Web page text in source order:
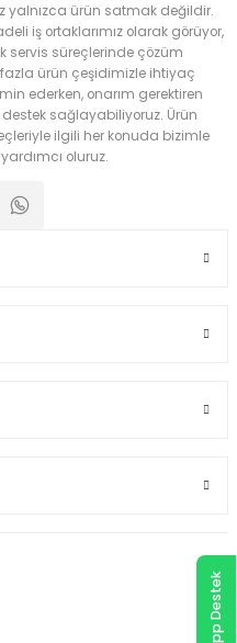
yalnızca ürün satmak değildir.
iş ortaklarımız olarak görüyor,
servis süreçlerinde çözüm
ürün çeşidimizle ihtiyaç
ederken, onarım gerektiren
destek sağlayabiliyoruz. Ürün
ilgili her konuda bizimle
oluruz.